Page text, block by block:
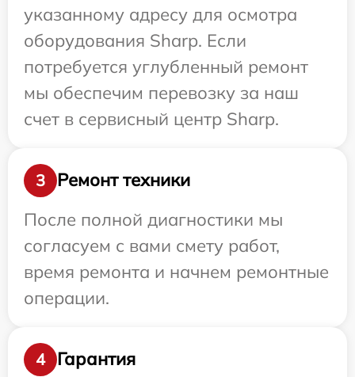
указанному адресу для осмотра
оборудования Sharp. Если
потребуется углубленный ремонт
мы обеспечим перевозку за наш
счет в сервисный центр Sharp.
3
Ремонт техники
После полной диагностики мы
согласуем с вами смету работ,
время ремонта и начнем ремонтные
операции.
4 Гарантия